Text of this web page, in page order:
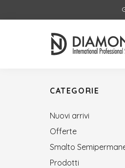
CATEGORIE
Nuovi arrivi
Offerte
Smalto
Prodotti